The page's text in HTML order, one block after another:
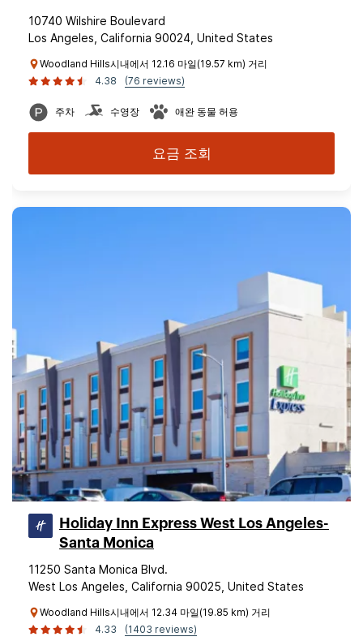
10740 Wilshire Boulevard
Los Angeles, California 90024, United States
Woodland Hills시내에서 12.16 마일(19.57 km) 거리
4.38
(76 reviews)
주차 수영장 애완 동물 허용
요금 조회
Holiday Inn Express West Los Angeles-
Santa Monica
11250 Santa Monica Blvd.
West Los Angeles, California 90025, United States
Woodland Hills시내에서 12.34 마일(19.85 km) 거리
4.33
(1403 reviews)